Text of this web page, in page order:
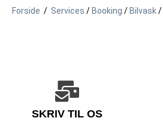
Forside / Services / Booking / Bilvask/
SKRIV TIL OS